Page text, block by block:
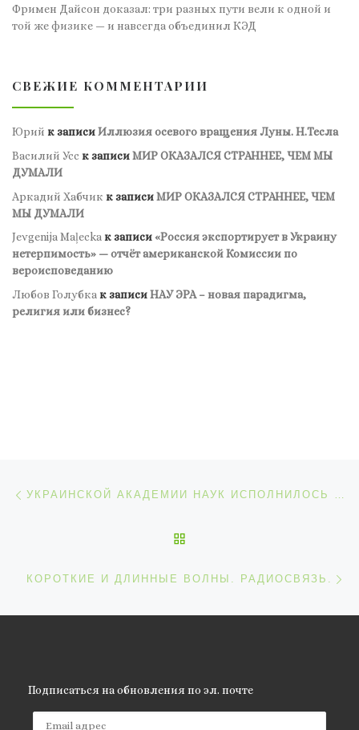
Фримен Дайсон доказал: три разных пути вели к одной и
той же физике — и навсегда объединил КЭД
СВЕЖИЕ КОММЕНТАРИИ
Юрий к записиИллюзия осевого вращения Луны. Н.Тесла
Василий Усс к записиМИР ОКАЗАЛСЯ СТРАННЕЕ, ЧЕМ МЫ
ДУМАЛИ
Аркадий Хабчик к записиМИР ОКАЗАЛСЯ СТРАННЕЕ, ЧЕМ
МЫ ДУМАЛИ
Jevgenija Maļeckaк записи«Россия экспортирует в Украину
нетерпимость» — отчёт американской Комиссии по
вероисповеданию
Любов Голубка к записиНАУ ЭРА – новая парадигма,
религия или бизнес?
Навигация по записям
УКРАИНСКОЙ АКАДЕМИИ НАУК ИСПОЛНИЛОСЬ 28 ЛЕТ
КОРОТКИЕ И ДЛИННЫЕ ВОЛНЫ. РАДИОСВЯЗЬ.
Подписаться на обновления по эл. почте